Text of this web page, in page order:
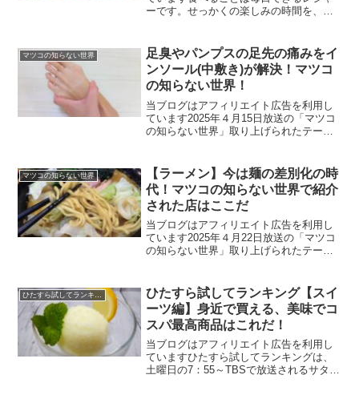
ーです。せっかくの楽しみの時間を、適
して、シェフの味を楽しんでみません
か？お取り寄せには↓こんな良...
マツコの知らない世界
足臭やパンプスの足先の痛みをイ
ンソール(中敷き)が解決！マツコ
の知らない世界！
当ブログはアフィリエイト広告を利用し
ています2025年４月15日放送の「マツコ
の知らない世界」取り上げられたテーマ
で放送されている情報番組です。マツ
コ・デラックスさ...
マツコの知らない世界
【ラーメン】今は麺の差別化の時
代！マツコの知らない世界で紹介
された店はここだ
当ブログはアフィリエイト広告を利用し
ています2025年４月22日放送の「マツコ
の知らない世界」取り上げられたテーマ
放送されている情報番組です。マツコ・
デラックスさん...
ひたすら試してランキング
ひたすら試してランキング【スイ
ーツ編】身近で買える、美味でコ
スパ最高商品はこれだ！
当ブログはアフィリエイト広告を利用し
ていますひたすら試してランキングは、
土曜日の7：55～TBSで放送されるサタデ